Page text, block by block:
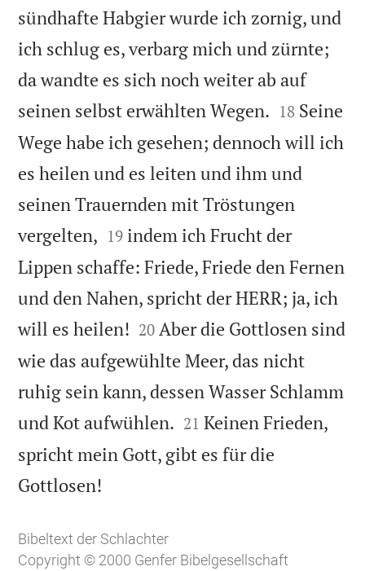
sündhafte Habgier wurde ich zornig, und
ich schlug es, verbarg mich und zürnte;
da wandte es sich noch weiter ab auf
seinen selbst erwählten Wegen. 

18 Seine
Wege habe ich gesehen; dennoch will ich
es heilen und es leiten und ihm und
seinen Trauernden mit Tröstungen
vergelten, 

19 indem ich Frucht der
Lippen schaffe: Friede, Friede den Fernen
und den Nahen, spricht der HERR; ja, ich
will es heilen! 

20 Aber die Gottlosen sind
wie das aufgewühlte Meer, das nicht
ruhig sein kann, dessen Wasser Schlamm
und Kot aufwühlen. 

21 Keinen Frieden,
spricht mein Gott, gibt es für die
Gottlosen!
Bibeltext der Schlachter
Copyright © 2000 Genfer Bibelgesellschaft